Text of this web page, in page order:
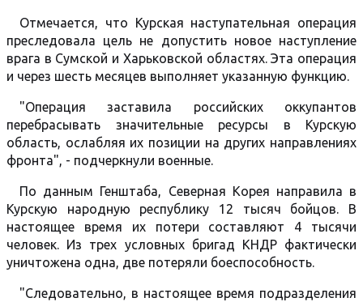
Отмечается, что Курская наступательная операция
преследовала цель не допустить новое наступление
врага в Сумской и Харьковской областях. Эта операция
и через шесть месяцев выполняет указанную функцию.
"Операция заставила российских оккупантов
перебрасывать значительные ресурсы в Курскую
область, ослабляя их позиции на других направлениях
фронта", - подчеркнули военные.
По данным Генштаба, Северная Корея направила в
Курскую народную республику 12 тысяч бойцов. В
настоящее время их потери составляют 4 тысячи
человек. Из трех условных бригад КНДР фактически
уничтожена одна, две потеряли боеспособность.
"Следовательно, в настоящее время подразделения